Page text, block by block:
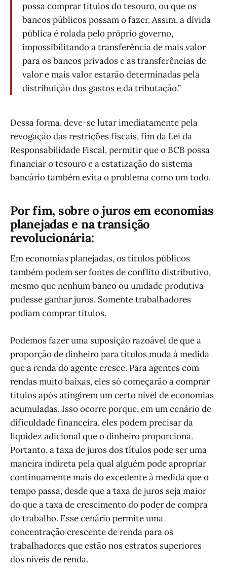
possa comprar títulos do tesouro, ou que os
bancos públicos possam o fazer. Assim, a dívida
pública é rolada pelo próprio governo,
impossibilitando a transferência de mais valor
para os bancos privados e as transferências de
valor e mais valor estarão determinadas pela
distribuição dos gastos e da tributação.”
Dessa forma, deve-se lutar imediatamente pela
revogação das restrições fiscais, fim da Lei da
Responsabilidade Fiscal, permitir que o BCB possa
financiar o tesouro e a estatização do sistema
bancário também evita o problema como um todo.
Por fim, sobre o juros em economias
planejadas e na transição
revolucionária:
Em economias planejadas, os títulos públicos
também podem ser fontes de conflito distributivo,
mesmo que nenhum banco ou unidade produtiva
pudesse ganhar juros. Somente trabalhadores
podiam comprar títulos.
Podemos fazer uma suposição razoável de que a
proporção de dinheiro para títulos muda à medida
que a renda do agente cresce. Para agentes com
rendas muito baixas, eles só começarão a comprar
títulos após atingirem um certo nível de economias
acumuladas. Isso ocorre porque, em um cenário de
dificuldade financeira, eles podem precisar da
liquidez adicional que o dinheiro proporciona.
Portanto, a taxa de juros dos títulos pode ser uma
maneira indireta pela qual alguém pode apropriar
continuamente mais do excedente à medida que o
tempo passa, desde que a taxa de juros seja maior
do que a taxa de crescimento do poder de compra
do trabalho. Esse cenário permite uma
concentração crescente de renda para os
trabalhadores que estão nos estratos superiores
dos níveis de renda.